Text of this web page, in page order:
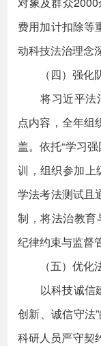
费用加计扣除等
动科技法治理念
（四）强化队
将习近平法
点内容，全年组
盖。依托“学习
训，组织参加上
学法考法测试且
制，将法治教
纪律约束与监督
（五）优化法
以科技诚信建
创新、诚信守法
科研人员严守契